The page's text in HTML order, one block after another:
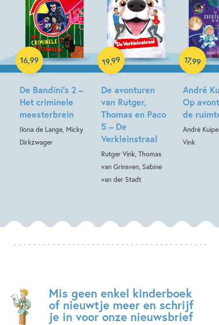
De Bandini’s 2 –
Het criminele
meesterbrein
Ilona de Lange, Micky
Dirkzwager
16,99
Hardcover
De avonturen
van Rutger,
Thomas en Paco
5 – De
Verkleinstraal
Rutger Vink, Thomas
van Grinsven, Sabine
van der Stadt
19,99
Hardcover
André
Op
de
André
Vink
17,99
Hardcover
Mis geen enkel kinderboek
of nieuwtje meer en schrijf
je in voor onze nieuwsbrief